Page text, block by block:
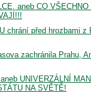
aneb CO VŠECHNO
chrání před hrozbami
zachránila Prahu,
UNIVERZÁLNÍ
NA SVĚTĚ!